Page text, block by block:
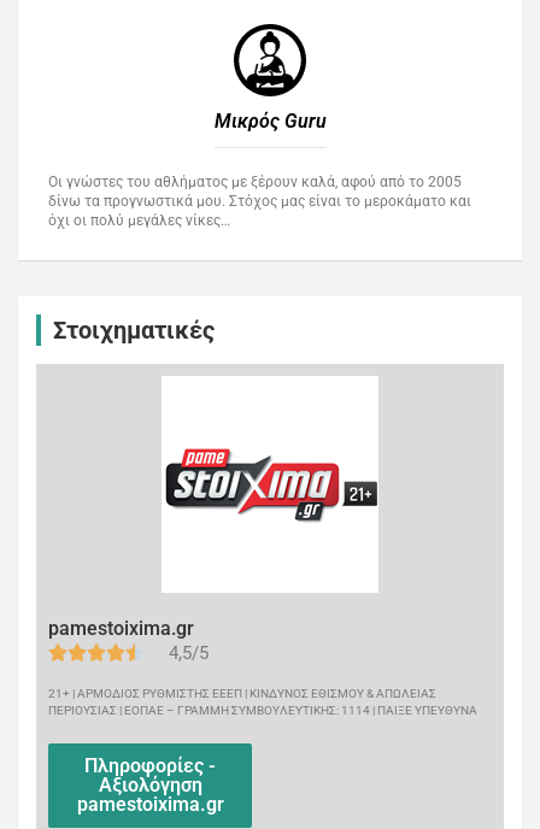
Μικρός Guru​
Οι γνώστες του αθλήματος με ξέρουν καλά, αφού από το 2005
δίνω τα προγνωστικά μου. Στόχος μας είναι το μεροκάματο και
όχι οι πολύ μεγάλες νίκες…
Στοιχηματικές
pamestoixima.gr
4,5/5
21+ | ΑΡΜΟΔΙΟΣ ΡΥΘΜΙΣΤΗΣ ΕΕΕΠ | ΚΙΝΔΥΝΟΣ ΕΘΙΣΜΟΥ & ΑΠΩΛΕΙΑΣ
ΠΕΡΙΟΥΣΙΑΣ | ΕΟΠΑΕ – ΓΡΑΜΜΗ ΣΥΜΒΟΥΛΕΥΤΙΚΗΣ: 1114 | ΠΑΙΞΕ ΥΠΕΥΘΥΝΑ
Πληροφορίες -
Αξιολόγηση
pamestoixima.gr